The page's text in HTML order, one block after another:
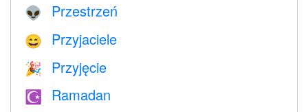
👽 Przestrzeń
😄 Przyjaciele
🎉 Przyjęcie
☪️ Ramadan